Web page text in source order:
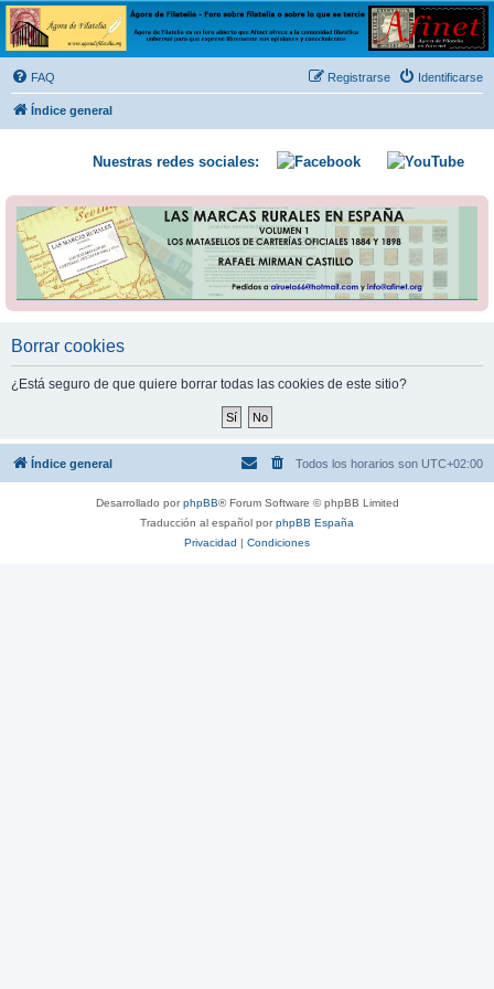
Ágora de Filatelia
Foro sobre filatelia o sobre lo que se tercie. Ágora de Filatelia es un foro abierto que Afinet
ofrece a la comunidad filatélica universal para que exprese libremente sus opiniones y
conocimientos
FAQ Identificarse
Registrarse
Índice general
Nuestras redes sociales:
Borrar cookies
¿Está seguro de que quiere borrar todas las cookies de este sitio?
Índice general Todos los horarios son UTC+02:00
Desarrollado porphpBB® Forum Software © phpBB Limited
Traducción al español porphpBB España
Privacidad | Condiciones